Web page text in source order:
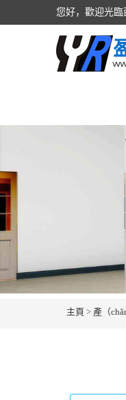
您好，歡迎光臨
主頁 > 產（